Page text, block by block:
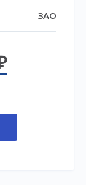
ЗАО